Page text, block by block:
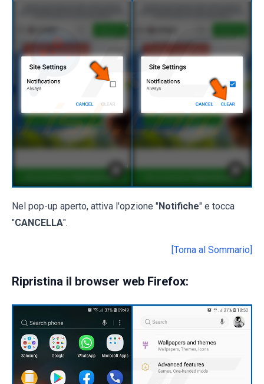
Nel pop-up aperto, attiva l'opzione "Notifiche" e tocca
"CANCELLA".
[Torna al Sommario]
Ripristina il browser web Firefox: